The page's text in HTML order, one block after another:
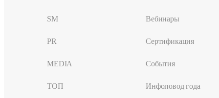
SM
PR
MEDIA
ТОП
Вебинары
Сертификация
События
Инфоповод года